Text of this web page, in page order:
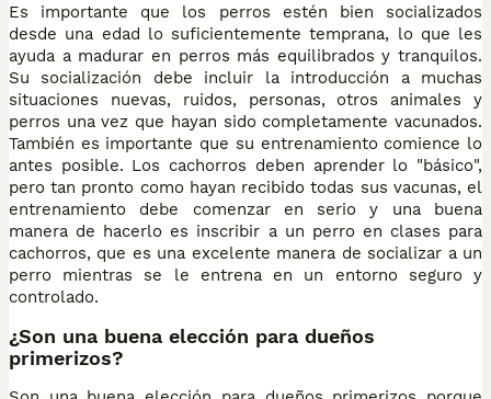
Es importante que los perros estén bien socializados
desde una edad lo suficientemente temprana, lo que les
ayuda a madurar en perros más equilibrados y tranquilos.
Su socialización debe incluir la introducción a muchas
situaciones nuevas, ruidos, personas, otros animales y
perros una vez que hayan sido completamente vacunados.
También es importante que su entrenamiento comience lo
antes posible. Los cachorros deben aprender lo "básico",
pero tan pronto como hayan recibido todas sus vacunas, el
entrenamiento debe comenzar en serio y una buena
manera de hacerlo es inscribir a un perro en clases para
cachorros, que es una excelente manera de socializar a un
perro mientras se le entrena en un entorno seguro y
controlado.
¿Son una buena elección para dueños
primerizos?